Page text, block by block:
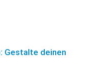
Gestalte deinen